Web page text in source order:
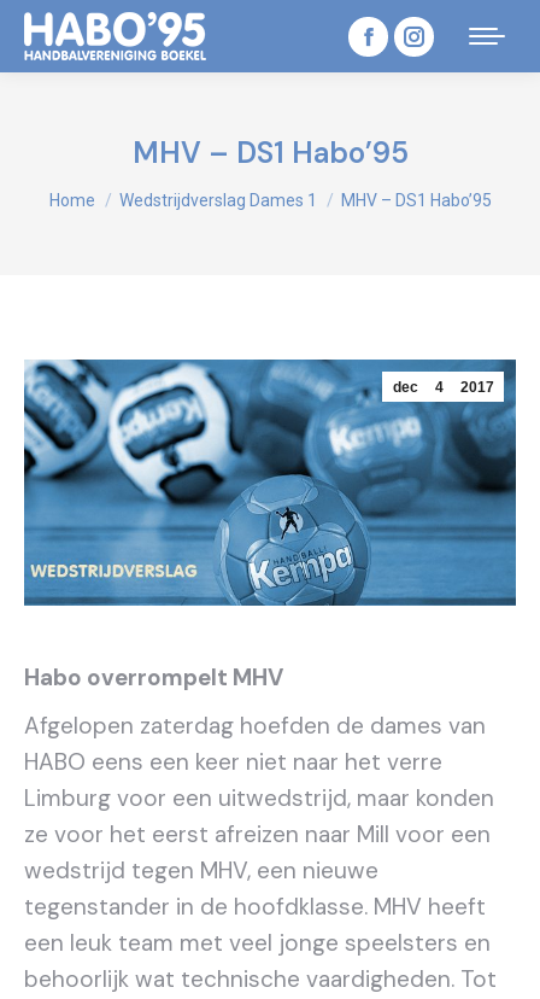
Facebook
opens
new
Instagram
new
MHV – DS1 Habo’95
Je bent hier:
Home Wedstrijdverslag Dames 1 MHV – DS1 Habo’95
dec 4 2017
Habo overrompelt MHV
Afgelopen zaterdag hoefden de dames van
HABO eens een keer niet naar het verre
Limburg voor een uitwedstrijd, maar konden
ze voor het eerst afreizen naar Mill voor een
wedstrijd tegen MHV, een nieuwe
tegenstander in de hoofdklasse. MHV heeft
een leuk team met veel jonge speelsters en
behoorlijk wat technische vaardigheden. Tot